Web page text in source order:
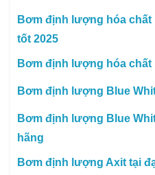
Bơm định lượng hóa
tốt 2025
Bơm định lượng hóa chất
Bơm định lượng Blue
Bơm định lượng Blue
hãng
Bơm định lượng Axit tại